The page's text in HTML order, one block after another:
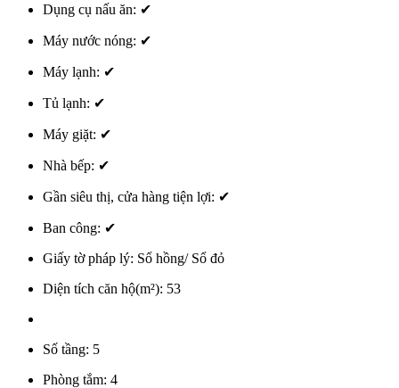
Dụng cụ nấu ăn: ✔
Máy nước nóng: ✔
Máy lạnh: ✔
Tủ lạnh: ✔
Máy giặt: ✔
Nhà bếp: ✔
Gần siêu thị, cửa hàng tiện lợi: ✔
Ban công: ✔
Giấy tờ pháp lý: Sổ hồng/ Sổ đỏ
Diện tích căn hộ(m²): 53
Số tầng: 5
Phòng tắm: 4